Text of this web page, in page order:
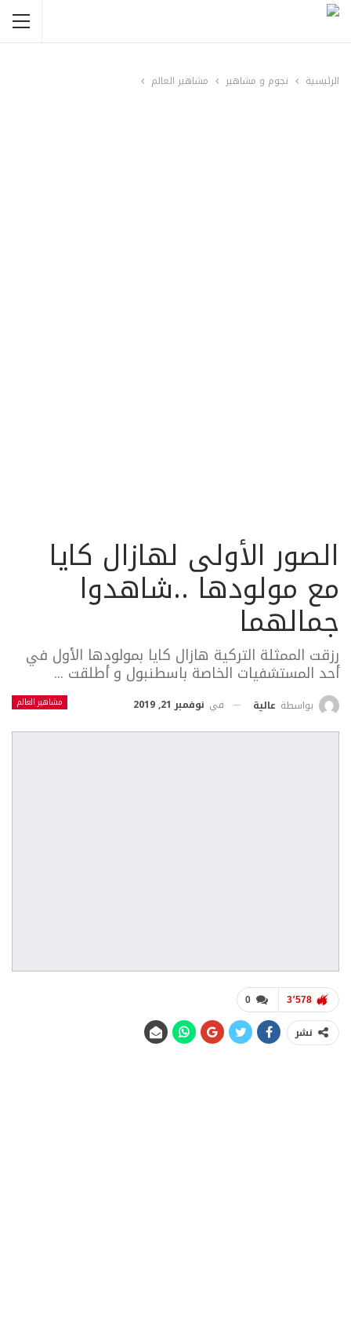
الرئيسية نجوم و مشاهير مشاهير العالم
الصور الأولى لهازال كايا
مع مولودها ..شاهدوا
جمالهما
رزقت الممثلة التركية هازال كايا بمولودها الأول في
أحد المستشفيات الخاصة باسطنبول و أطلقت ...
مشاهير العالم بواسطة عالية في نوفمبر 21, 2019
0 3٬578
نشر